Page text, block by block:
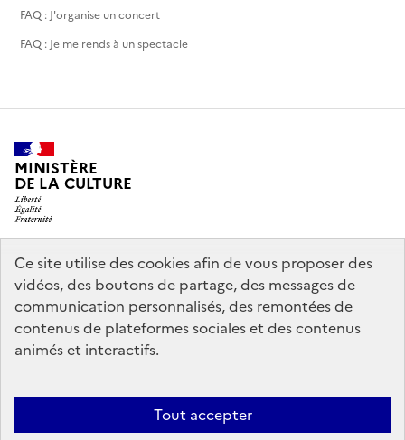
Ce site utilise des cookies afin de vous proposer des
vidéos, des boutons de partage, des messages de
communication personnalisés, des remontées de
contenus de plateformes sociales et des contenus
animés et interactifs.
Tout accepter
FAQ : J'organise un concert
FAQ : Je me rends à un spectacle
MINISTÈRE
DE LA CULTURE
legifrance.gouv.fr
info.gouv.fr
service-public.gouv.fr
data.gouv.fr
Accessibilité : partiellement conforme
Politique générale de
Mentions légales